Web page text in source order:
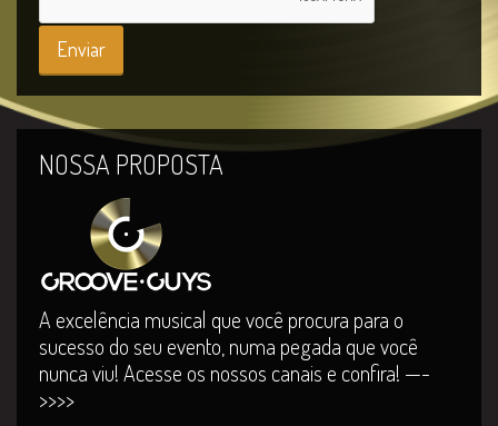
NOSSA PROPOSTA
A excelência musical que você procura para o
sucesso do seu evento, numa pegada que você
nunca viu! Acesse os nossos canais e confira! —-
>>>>